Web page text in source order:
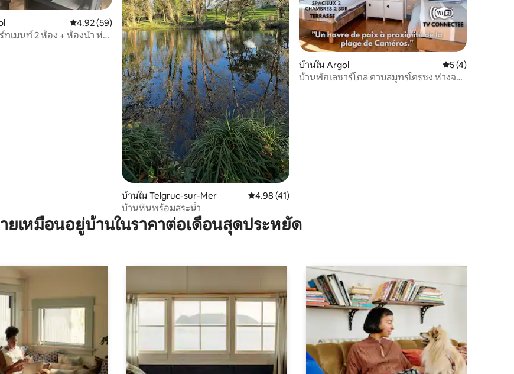
ว
คะแนนเฉลี่ย 4.92 จาก 5, 59 รีวิว
4.92 (59)
ทเมนท์ 2 ห้อง + ห้องน้ำ ห่าง
บ้านใน Telgruc-sur-Mer คะแนนเฉลี่ย 4.98 จาก 5, 41 รีวิว
4.98 (41)
บ้านหินพร้อมสระน้ำ
บ้านใน Argol คะแนนเฉลี่ย 5 จา
5 (4)
บ้านพักเลซาร์โกล คาบสมุทรโครซง ห่างจาก
ยเหมือนอยู่บ้านในราคาต่อเดือนสุดประหยัด